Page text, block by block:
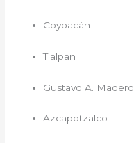
Coyoacán
Tlalpan
Gustavo A. Madero
Azcapotzalco